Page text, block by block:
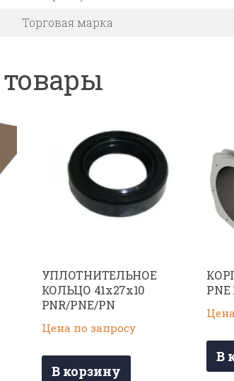
Торговая марка
УПЛОТНИТЕЛЬНОЕ
КОЛЬЦО 41х27х10
PNR/PNE/PN
Цена по запросу
В корзину
PNE
В